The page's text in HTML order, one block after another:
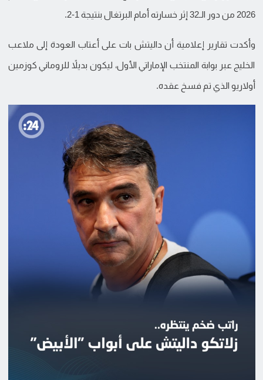
2026 من دور الـ32 إثر خسارته أمام البرتغال بنتيجة 1-2.
وأكدت تقارير إعلامية أن داليتش بات على أعتاب العودة إلى ملاعب
الخليج عبر بوابة المنتخب الإماراتي الأول، ليكون بديلاً للروماني كوزمين
أولاريو الذي تم فسخ عقده.